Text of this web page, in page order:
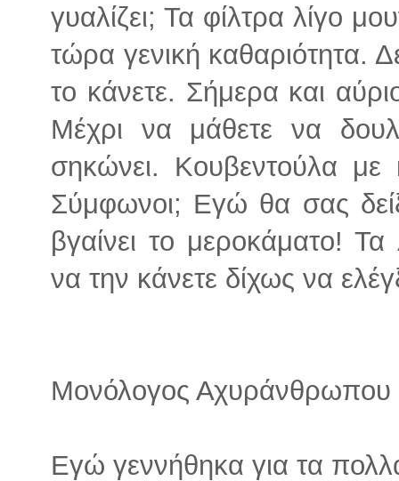
γυαλίζει; Τα φίλτρα λίγο
τώρα γενική καθαριότητα.
το κάνετε. Σήμερα και
Μέχρι να μάθετε να
σηκώνει. Κουβεντούλα με
Σύμφωνοι; Εγώ θα σας
βγαίνει το μεροκάματο!
να την κάνετε δίχως να
Μονόλογος Αχυράνθρωπου
Εγώ γεννήθηκα για τα